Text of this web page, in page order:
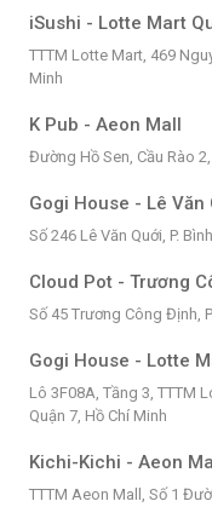
iSushi - Lotte Mart
TTTM Lotte Mart, 469
Minh
K Pub - Aeon Mall
Đường Hồ Sen, Cầu Rào
Gogi House - Lê Văn
Số 246 Lê Văn Quới, P.
Cloud Pot - Trương
Số 45 Trương Công Định,
Gogi House - Lotte
Lô 3F08A, Tầng 3, TTTM
Quận 7, Hồ Chí Minh
Kichi-Kichi - Aeon Mall
TTTM Aeon Mall, Số 1